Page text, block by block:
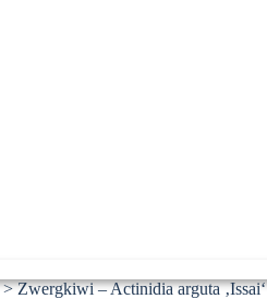
> Zwergkiwi – Actinidia arguta ‚Issai‘